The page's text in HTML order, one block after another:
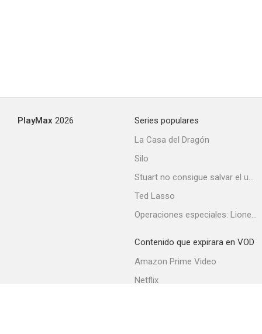
PlayMax 2026
Series populares
La Casa del Dragón
Silo
Stuart no consigue salvar el universo
Ted Lasso
Operaciones especiales: Lioness
Contenido que expirara en VOD
Amazon Prime Video
Netflix